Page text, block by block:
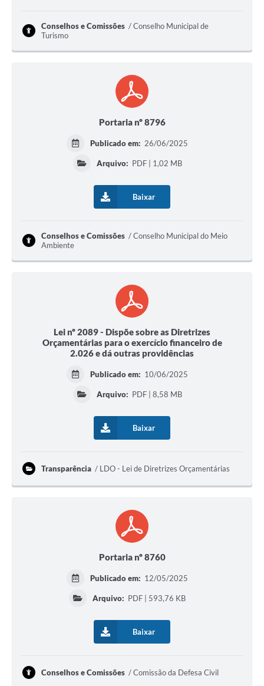
Conselhos e Comissões
Conselho Municipal de
Turismo
Portaria nº 8796
Publicado em: 26/06/2025
Arquivo: PDF | 1,02 MB
Baixar
Conselhos e Comissões
Conselho Municipal do Meio
Ambiente
Lei nº 2089 - Dispõe sobre as Diretrizes
Orçamentárias para o exercício financeiro de
2.026 e dá outras providências
Publicado em: 10/06/2025
Arquivo: PDF | 8,58 MB
Baixar
Transparência LDO - Lei de Diretrizes Orçamentárias
Portaria nº 8760
Publicado em: 12/05/2025
Arquivo: PDF | 593,76 KB
Baixar
Conselhos e Comissões Comissão da Defesa Civil